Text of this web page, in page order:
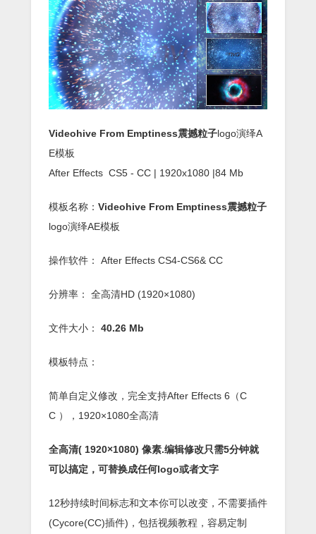
Videohive From Emptiness震撼粒子logo演绎A
E模板
After Effects CS5 - CC | 1920x1080 |84 Mb
模板名称： Videohive From Emptiness震撼粒子
logo演绎AE模板
操作软件： After Effects CS4-CS6& CC
分辨率： 全高清HD (1920×1080)
文件大小： 40.26 Mb
模板特点：
简单自定义修改，完全支持After Effects 6（C
C ），1920×1080全高清
全高清( 1920×1080) 像素.编辑修改只需5分钟就
可以搞定，可替换成任何logo或者文字
12秒持续时间标志和文本你可以改变，不需要插件
(Cycore(CC)插件)，包括视频教程，容易定制